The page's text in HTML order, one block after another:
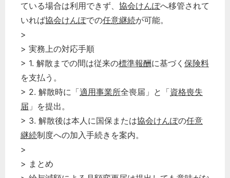
ている場合は利用できず、 協会けんぽへ移管されて
いれば協会けんぽでの任意継続が可能。
>
> 実務上の対応手順
> 1. 解散までの間は従来の標準報酬に基づく 保険料
を支払う。
> 2. 解散時に「適用事業所全喪届」と「資格喪失
届 」を提出。
> 3. 解散後は本人に国保または協会けんぽの任意
継続制度への加入手続きを案内。
>
> まとめ
どのカテゴリーに投稿しますか？
選択してください
労務管理
企業法務